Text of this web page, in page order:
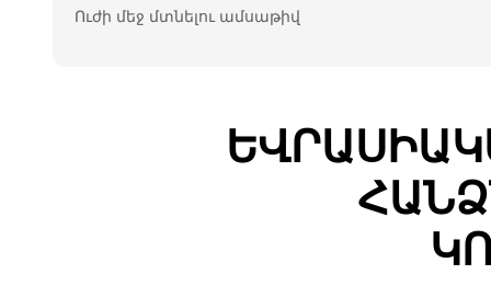
Ուժի մեջ մտնելու ամսաթիվ